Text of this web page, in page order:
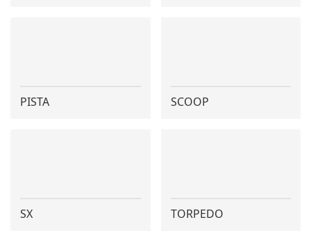
PISTA SCOOP
SX TORPEDO